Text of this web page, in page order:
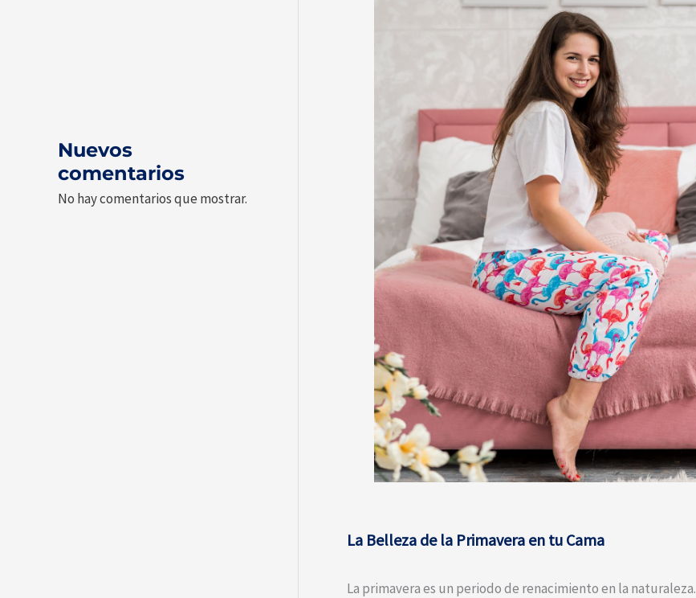
Nuevos
comentarios
No hay comentarios que mostrar.
La Belleza de la Primavera en tu Cama
La primavera es un periodo de renacimiento en la naturaleza.